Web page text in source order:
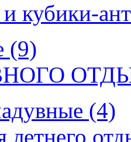
кубики-
(9)
(4)
летнего